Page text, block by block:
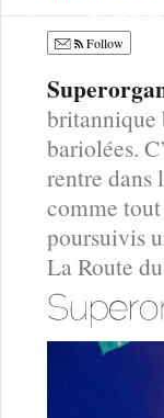
Follow
britannique
bariolées.
rentre dans
comme
poursuivis
La Route